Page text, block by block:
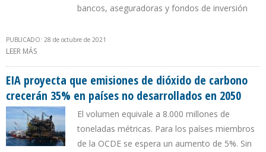
bancos, aseguradoras y fondos de inversión
PUBLICADO: 28 de octubre de 2021
LEER MÁS
EIA proyecta que emisiones de dióxido de carbono
crecerán 35% en países no desarrollados en 2050
El volumen equivale a 8.000 millones de
toneladas métricas. Para los países miembros
de la OCDE se espera un aumento de 5%. Sin